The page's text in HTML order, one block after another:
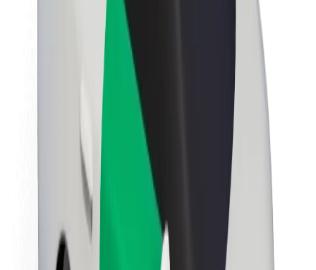
O společnosti Bolt
Udržitelnost podle Boltu
Projekt Zero
Tiskové centrum
Pokyny ke značce
Naše poslání
Vztahy s investory
Vedení
Značka
Média